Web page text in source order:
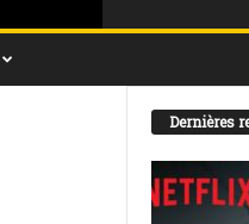
Dernières